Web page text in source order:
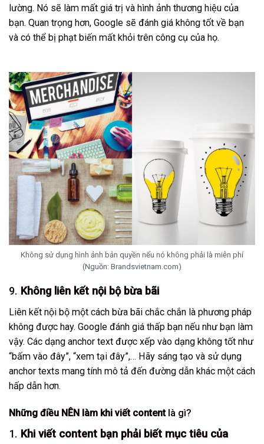
lường. Nó sẽ làm mất giá trị và hình ảnh thương hiệu của
bạn. Quan trọng hơn, Google sẽ đánh giá không tốt về bạn
và có thể bị phạt biến mất khỏi trên công cụ của họ.
Không sử dụng hình ảnh bản quyền nếu nó không phải là miễn phí
(Nguồn: Brandsvietnam.com)
9. Không liên kết nội bộ bừa bãi
Liên kết nội bộ một cách bừa bãi chắc chắn là phương pháp
không được hay. Google đánh giá thấp bạn nếu như bạn làm
vậy. Các dạng anchor text được xếp vào dạng không tốt như
“bấm vào đây”, “xem tại đây”,… Hãy sáng tạo và sử dụng
anchor texts mang tính mô tả đến đường dẫn khác một cách
hấp dẫn hơn.
Những điều NÊN làm khi viết contentlà gì?
1. Khi viết content bạn phải biết mục tiêu của